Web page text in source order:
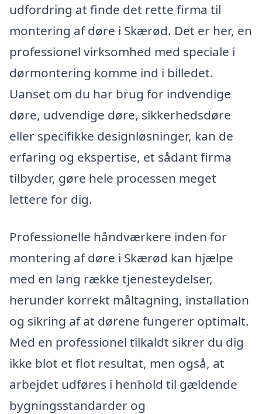
udfordring at finde det rette firma til
montering af døre i Skærød. Det er her, en
professionel virksomhed med speciale i
dørmontering komme ind i billedet.
Uanset om du har brug for indvendige
døre, udvendige døre, sikkerhedsdøre
eller specifikke designløsninger, kan de
erfaring og ekspertise, et sådant firma
tilbyder, gøre hele processen meget
lettere for dig.
Professionelle håndværkere inden for
montering af døre i Skærød kan hjælpe
med en lang række tjenesteydelser,
herunder korrekt måltagning, installation
og sikring af at dørene fungerer optimalt.
Med en professionel tilkaldt sikrer du dig
ikke blot et flot resultat, men også, at
arbejdet udføres i henhold til gældende
bygningsstandarder og